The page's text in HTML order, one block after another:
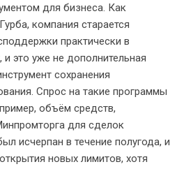
для бизнеса. Как
компания старается
практически в
это уже не дополнительная
сохранения
Спрос на такие программы
объём средств,
для сделок
исчерпан в течение полугода, и
новых лимитов, хотя